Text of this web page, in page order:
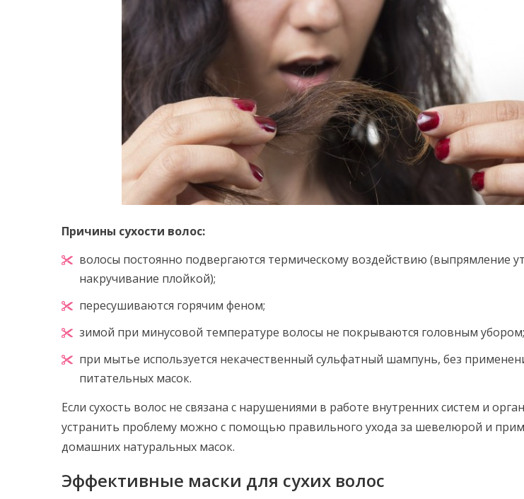
Причины сухости волос:
волосы постоянно подвергаются термическому воздействию (выпрямление
накручивание плойкой);
пересушиваются горячим феном;
зимой при минусовой температуре волосы не покрываются головным убором;
при мытье используется некачественный сульфатный шампунь, без
питательных масок.
Если сухость волос не связана с нарушениями в работе внутренних систем и
устранить проблему можно с помощью правильного ухода за шевелюрой и
домашних натуральных масок.
Эффективные маски для сухих волос